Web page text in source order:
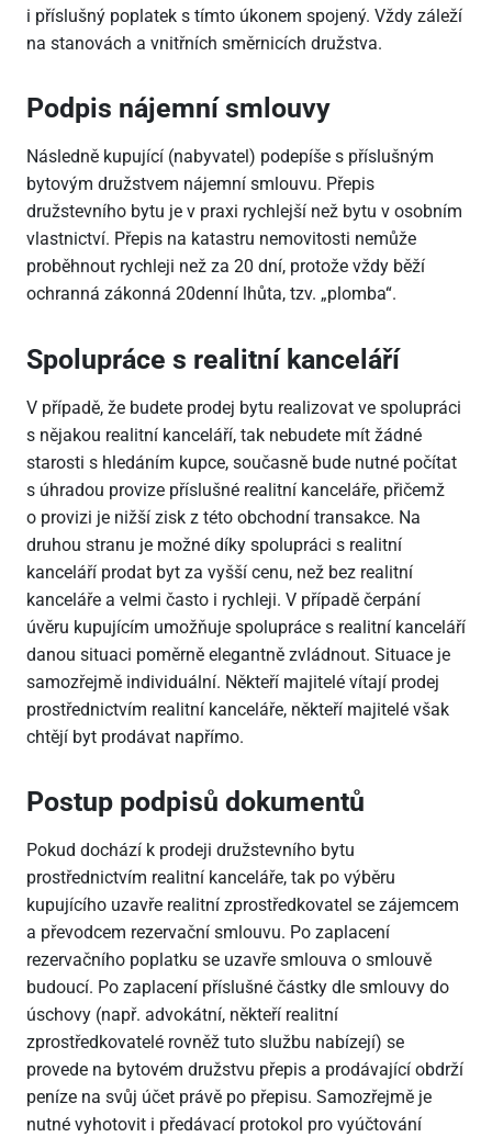
i příslušný poplatek s tímto úkonem spojený. Vždy záleží
na stanovách a vnitřních směrnicích družstva.
Podpis nájemní smlouvy
Následně kupující (nabyvatel) podepíše s příslušným
bytovým družstvem nájemní smlouvu. Přepis
družstevního bytu je v praxi rychlejší než bytu v osobním
vlastnictví. Přepis na katastru nemovitosti nemůže
proběhnout rychleji než za 20 dní, protože vždy běží
ochranná zákonná 20denní lhůta, tzv. „plomba“.
Spolupráce s realitní kanceláří
V případě, že budete prodej bytu realizovat ve spolupráci
s nějakou realitní kanceláří, tak nebudete mít žádné
starosti s hledáním kupce, současně bude nutné počítat
s úhradou provize příslušné realitní kanceláře, přičemž
o provizi je nižší zisk z této obchodní transakce. Na
druhou stranu je možné díky spolupráci s realitní
kanceláří prodat byt za vyšší cenu, než bez realitní
kanceláře a velmi často i rychleji. V případě čerpání
úvěru kupujícím umožňuje spolupráce s realitní kanceláří
danou situaci poměrně elegantně zvládnout. Situace je
samozřejmě individuální. Někteří majitelé vítají prodej
prostřednictvím realitní kanceláře, někteří majitelé však
chtějí byt prodávat napřímo.
Postup podpisů dokumentů
Pokud dochází k prodeji družstevního bytu
prostřednictvím realitní kanceláře, tak po výběru
kupujícího uzavře realitní zprostředkovatel se zájemcem
a převodcem rezervační smlouvu. Po zaplacení
rezervačního poplatku se uzavře smlouva o smlouvě
budoucí. Po zaplacení příslušné částky dle smlouvy do
úschovy (např. advokátní, někteří realitní
zprostředkovatelé rovněž tuto službu nabízejí) se
provede na bytovém družstvu přepis a prodávající obdrží
peníze na svůj účet právě po přepisu. Samozřejmě je
nutné vyhotovit i předávací protokol pro vyúčtování